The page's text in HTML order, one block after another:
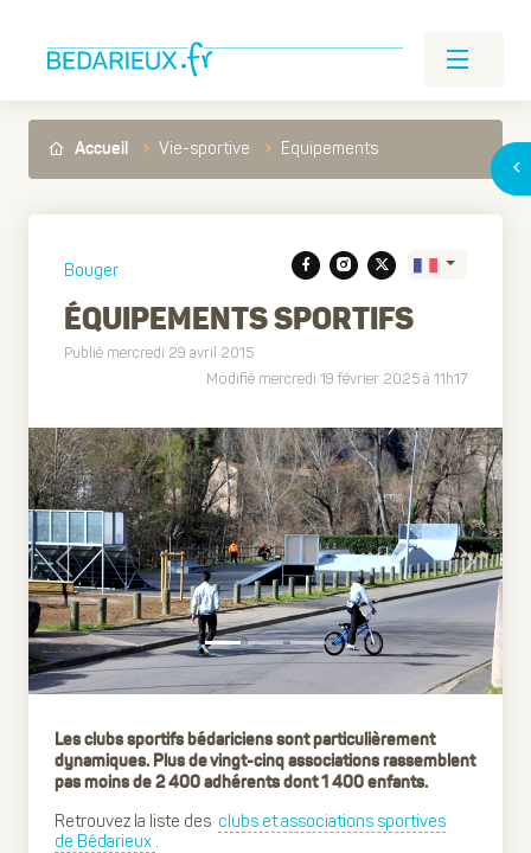
Accueil Vie-sportive Equipements
Bouger
Translate
ÉQUIPEMENTS SPORTIFS
Publié mercredi 29 avril 2015
Modifié mercredi 19 février 2025 à 11h17
Previous Next
Les clubs sportifs bédariciens sont particulièrement
dynamiques. Plus de vingt-cinq associations rassemblent
pas moins de 2 400 adhérents dont 1 400 enfants.
Retrouvez la liste des clubs et associations sportives
de Bédarieux .